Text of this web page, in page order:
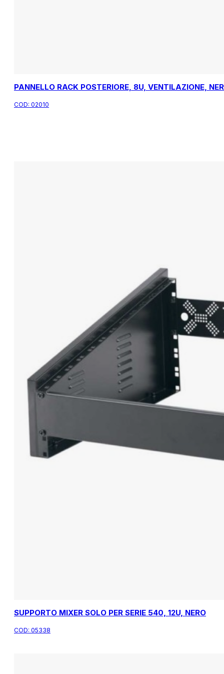
PANNELLO RACK POSTERIORE, 8U, VENTILAZIONE,
COD: 02010
SUPPORTO MIXER SOLO PER SERIE 540, 12U, NERO
COD: 05338